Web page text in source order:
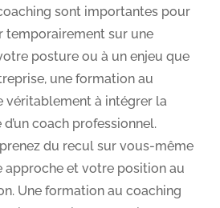
sont importantes pour
temporairement sur une
posture ou à un enjeu que
une formation au
véritablement à intégrer la
coach professionnel.
du recul sur vous-même
approche et votre position au
Une formation au coaching